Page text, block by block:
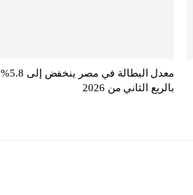
معدل البطالة في مصر ينخفض إلى 5.8%
بالربع الثاني من 2026